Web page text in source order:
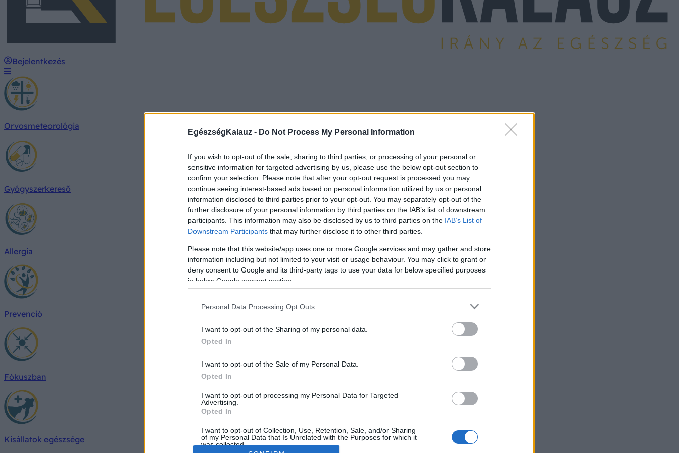
EgészségKalauz - Do Not Process My Personal Information
If you wish to opt-out of the sale, sharing to third parties, or processing of your personal or
sensitive information for targeted advertising by us, please use the below opt-out section to
confirm your selection. Please note that after your opt-out request is processed you may
continue seeing interest-based ads based on personal information utilized by us or personal
information disclosed to third parties prior to your opt-out. You may separately opt-out of the
further disclosure of your personal information by third parties on the IAB’s list of downstream
participants. This information may also be disclosed by us to third parties on the IAB’s List of
Downstream Participants that may further disclose it to other third parties.
Please note that this website/app uses one or more Google services and may gather and store
information including but not limited to your visit or usage behaviour. You may click to grant or
deny consent to Google and its third-party tags to use your data for below specified purposes
in below Google consent section.
Personal Data Processing Opt Outs
I want to opt-out of the Sharing of my personal data.
Opted In
I want to opt-out of the Sale of my Personal Data.
Opted In
I want to opt-out of processing my Personal Data for Targeted
Advertising.
Opted In
I want to opt-out of Collection, Use, Retention, Sale, and/or Sharing
of my Personal Data that Is Unrelated with the Purposes for which it
was collected.
Bejelentkezés
Orvosmeteorológia
Gyógyszerkereső
Allergia
Prevenció
Fókuszban
Kisállatok egészsége